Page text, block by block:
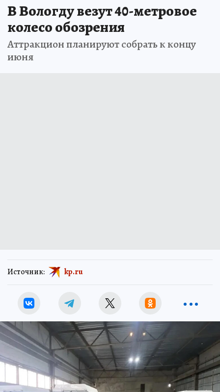
В Вологду везут 40-метровое
колесо обозрения
Аттракцион планируют собрать к концу
июня
Источник: kp.ru